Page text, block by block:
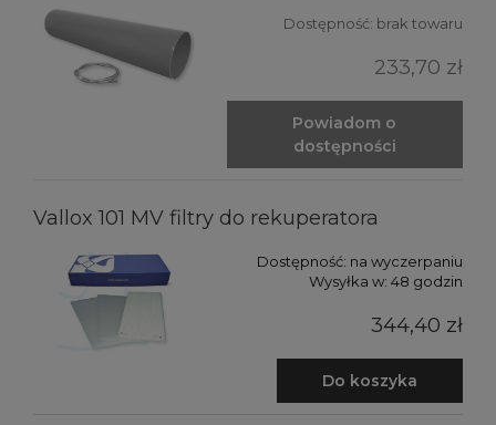
Dostępność: brak towaru
233,70 zł
Powiadom o
dostępności
Vallox 101 MV filtry do rekuperatora
Dostępność: na wyczerpaniu
Wysyłka w: 48 godzin
344,40 zł
Do koszyka